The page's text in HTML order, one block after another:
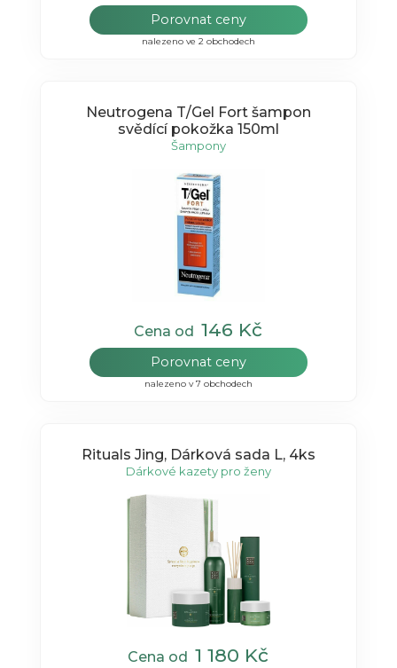
Porovnat ceny
nalezeno ve 2 obchodech
Neutrogena T/Gel Fort šampon
svědící pokožka 150ml
Šampony
Cena od146 Kč
Porovnat ceny
nalezeno v 7 obchodech
Rituals Jing, Dárková sada L, 4ks
Dárkové kazety pro ženy
Cena od1 180 Kč